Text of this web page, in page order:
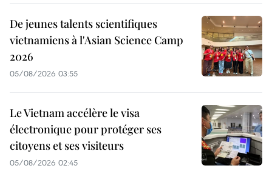
De jeunes talents scientifiques
vietnamiens à l'Asian Science Camp
2026
05/08/2026 03:55
Le Vietnam accélère le visa
électronique pour protéger ses
citoyens et ses visiteurs
05/08/2026 02:45